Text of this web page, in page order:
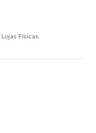
Físicas.